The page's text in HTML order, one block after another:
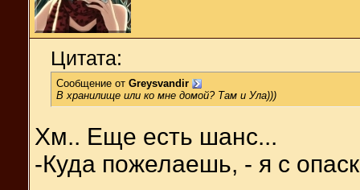
Цитата:
Сообщение от Greysvandir
В хранилище или ко мне домой? Там и Ула)))
Хм.. Еще есть шанс...
-Куда пожелаешь, - я с